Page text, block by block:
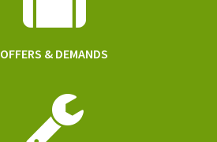
OFFERS & DEMANDS